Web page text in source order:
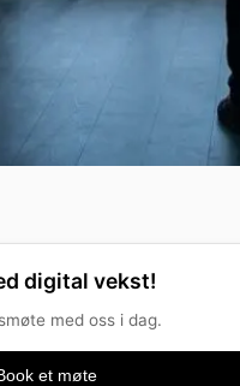
digital vekst!
med oss i dag.
et møte